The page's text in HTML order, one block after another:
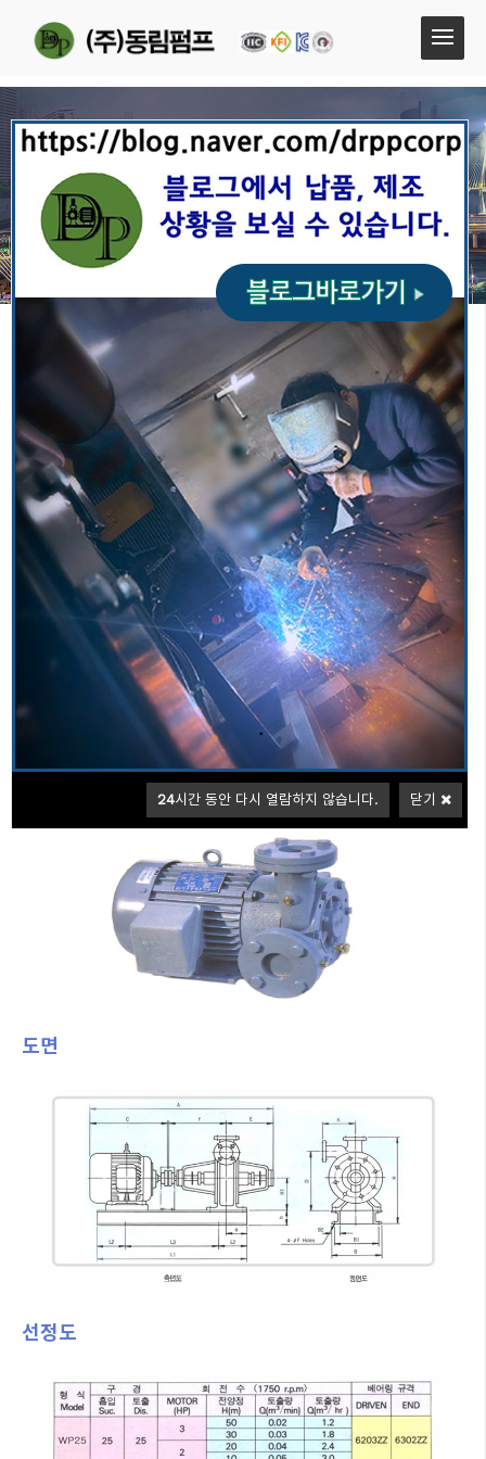
24시간 동안 다시 열람하지 않습니다. 닫기
보조펌프 웨스코
엔진펌프 다단보류트모터펌프 보조펌프 웨스코
세미일체형 일체형충압펌프
보조펌프 웨스코
신뢰와 안전성을 최우선으로하는 소방용엔진펌프 분야 최고의 제품을 제공
보조펌프 웨스코(WESTCO PUMP)
소화전 또는 스프링쿨러 배관의관내 압력을 유지하는 목적으로 사용되는 충
압펌프로 주로 웨스코형의 펌프를 사용한다.
도면
선정도